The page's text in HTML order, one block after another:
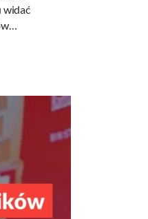
widać